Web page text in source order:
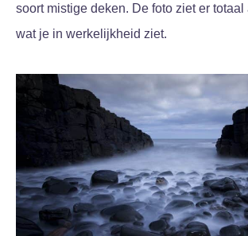
soort mistige deken. De foto ziet er totaal
wat je in werkelijkheid ziet.